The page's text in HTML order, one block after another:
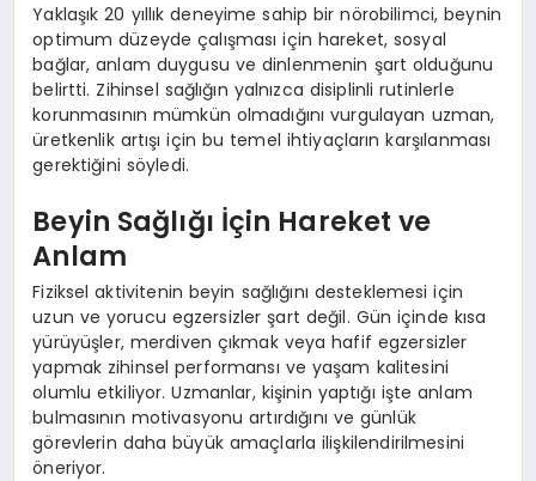
SAĞLIK
SPOR
TEKNOLOJI
Yaklaşık 20 yıllık deneyime sahip bir nörobilimci, beynin
optimum düzeyde çalışması için hareket, sosyal
bağlar, anlam duygusu ve dinlenmenin şart olduğunu
belirtti. Zihinsel sağlığın yalnızca disiplinli rutinlerle
korunmasının mümkün olmadığını vurgulayan uzman,
üretkenlik artışı için bu temel ihtiyaçların karşılanması
gerektiğini söyledi.
Beyin Sağlığı İçin Hareket ve
Anlam
Fiziksel aktivitenin beyin sağlığını desteklemesi için
uzun ve yorucu egzersizler şart değil. Gün içinde kısa
yürüyüşler, merdiven çıkmak veya hafif egzersizler
yapmak zihinsel performansı ve yaşam kalitesini
olumlu etkiliyor. Uzmanlar, kişinin yaptığı işte anlam
bulmasının motivasyonu artırdığını ve günlük
görevlerin daha büyük amaçlarla ilişkilendirilmesini
öneriyor.